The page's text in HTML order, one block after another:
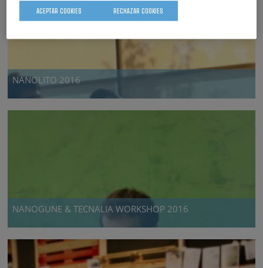
NANOLITO 2016
NANOGUNE & TECNALIA WORKSHOP 2016
RECHAZAR COOKIES
ACEPTAR COOKIES